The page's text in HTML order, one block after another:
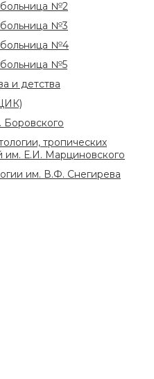
больница №2
больница №3
больница №4
больница №5
и детства
Боровского
тропических
им. Е.И. Марциновского
им. В.Ф. Снегирева